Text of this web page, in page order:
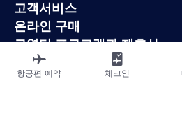
고객서비스
온라인 구매
로열티 프로그램과 제휴사
에어프랑스 정보
에어프랑스 모바일 앱
항공편 예약 체크인